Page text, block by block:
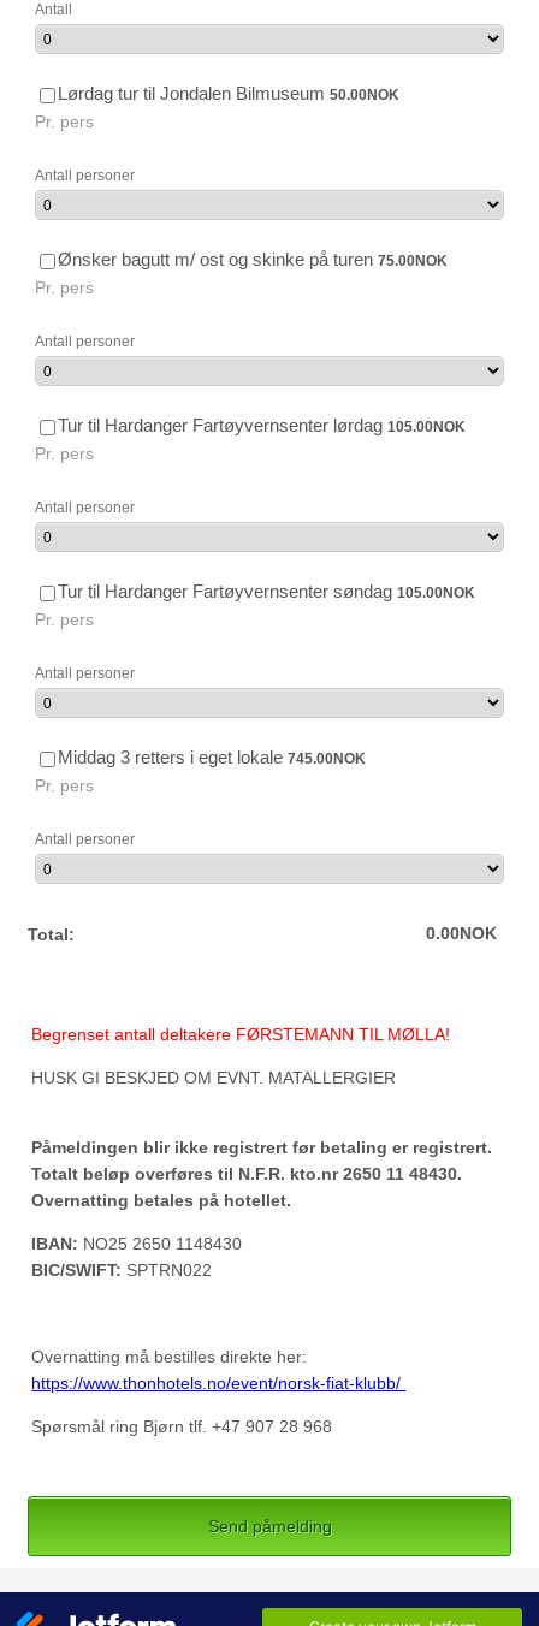
Antall
Lørdag tur til Jondalen Bilmuseum 50.00 NOK
50.00NOK
Pr. pers
Antall personer
Ønsker bagutt m/ ost og skinke på turen 75.00 NOK
75.00NOK
Pr. pers
Antall personer
Tur til Hardanger Fartøyvernsenter lørdag 105.00 NOK
105.00NOK
Pr. pers
Antall personer
Tur til Hardanger Fartøyvernsenter søndag 105.00 NOK
105.00NOK
Pr. pers
Antall personer
Middag 3 retters i eget lokale 745.00 NOK
745.00NOK
Pr. pers
Antall personer
Total: 0.00 NOK
0.00NOK
Begrenset antall deltakere FØRSTEMANN TIL MØLLA!
HUSK GI BESKJED OM EVNT. MATALLERGIER
Påmeldingen blir ikke registrert før betaling er registrert.
Totalt beløp overføres til N.F.R. kto.nr 2650 11 48430.
Overnatting betales på hotellet.
IBAN: NO25 2650 1148430
BIC/SWIFT: SPTRN022
Overnatting må bestilles direkte her:
https://www.thonhotels.no/event/norsk-fiat-klubb/
Spørsmål ring Bjørn tlf. +47 907 28 968
Send påmelding